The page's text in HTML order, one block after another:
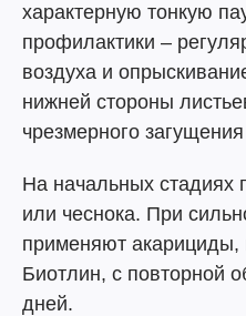
характерную тонкую
профилактики –
воздуха и
нижней стороны
чрезмерного
На начальных стадиях
или чеснока. При
применяют
Биотлин, с повторной
дней.